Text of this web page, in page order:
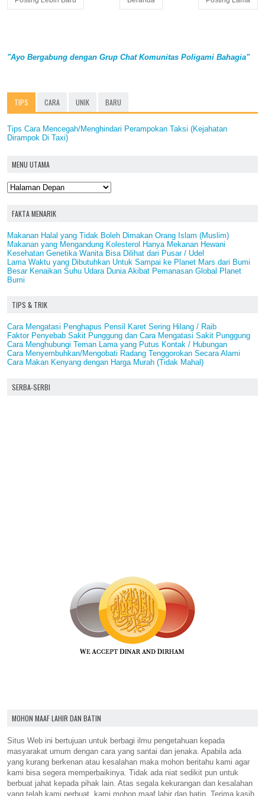
"Ayo Bergabung dengan Grup Chat Komunitas Poligami Bahagia"
TIPS CARA UNIK BARU
Tips Cara Mencegah/Menghindari Perampokan Taksi (Kejahatan
Dirampok Di Taxi)
MENU UTAMA
FAKTA MENARIK
Makanan Halal yang Tidak Boleh Dimakan Orang Islam (Muslim)
Makanan yang Mengandung Kolesterol Hanya Mekanan Hewani
Kesehatan Genetika Wanita Bisa Dilihat dari Pusar / Udel
Lama Waktu yang Dibutuhkan Untuk Sampai ke Planet Mars dari Bumi
Besar Kenaikan Suhu Udara Dunia Akibat Pemanasan Global Planet
Bumi
TIPS & TRIK
Cara Mengatasi Penghapus Pensil Karet Sering Hilang / Raib
Faktor Penyebab Sakit Punggung dan Cara Mengatasi Sakit Punggung
Cara Menghubungi Teman Lama yang Putus Kontak / Hubungan
Cara Menyembuhkan/Mengobati Radang Tenggorokan Secara Alami
Cara Makan Kenyang dengan Harga Murah (Tidak Mahal)
SERBA-SERBI
MOHON MAAF LAHIR DAN BATIN
Situs Web ini bertujuan untuk berbagi ilmu pengetahuan kepada
masyarakat umum dengan cara yang santai dan jenaka. Apabila ada
yang kurang berkenan atau kesalahan maka mohon beritahu kami agar
kami bisa segera memperbaikinya. Tidak ada niat sedikit pun untuk
berbuat jahat kepada pihak lain. Atas segala kekurangan dan kesalahan
yang telah kami perbuat, kami mohon maaf lahir dan batin. Terima kasih